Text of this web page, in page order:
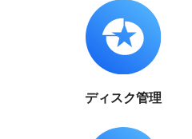
ディスク管理